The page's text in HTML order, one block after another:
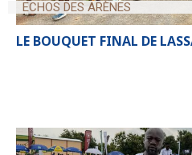
ECHOS DES ARÈNES
LE BOUQUET FINAL DE